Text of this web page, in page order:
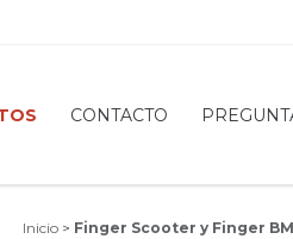
CONTACTO
Inicio > Finger Scooter y Finger